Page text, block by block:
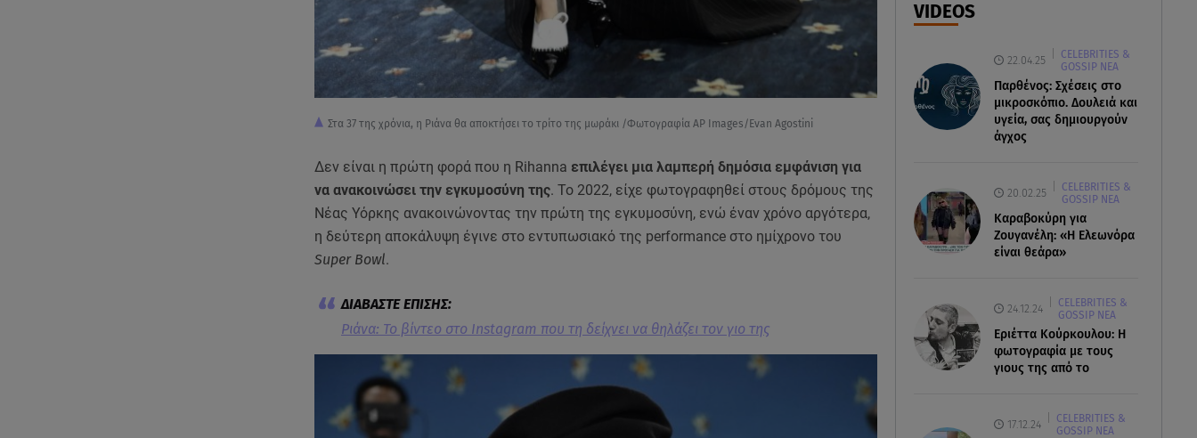
είναι ο Έλληνας χειριστής που
σκοτώθηκε
05.08.26 , 20:36
Πόσο καιρό παίρνει σε ένα
δάσος να πρασινίσει ξανά μετά
από πυρκαγιά
VIDEOS
22.04.25
CELEBRITIES &
GOSSIP ΝΕΑ
Παρθένος: Σχέσεις στο
μικροσκόπιο. Δουλειά και
υγεία, σας δημιουργούν
άγχος
20.02.25
CELEBRITIES &
GOSSIP ΝΕΑ
Καραβοκύρη για
Ζουγανέλη: «Η Ελεωνόρα
είναι θεάρα»
24.12.24
CELEBRITIES &
GOSSIP ΝΕΑ
Εριέττα Κούρκουλου: Η
φωτογραφία με τους
γιους της από το
17.12.24
CELEBRITIES &
GOSSIP ΝΕΑ
Στα 37 της χρόνια, η Ριάνα θα αποκτήσει το τρίτο της μωράκι /Φωτογραφία AP Images/Evan Agostini
Δεν είναι η πρώτη φορά που η Rihanna επιλέγει μια λαμπερή δημόσια εμφάνιση για
να ανακοινώσει την εγκυμοσύνη της. Το 2022, είχε φωτογραφηθεί στους δρόμους της
Νέας Υόρκης ανακοινώνοντας την πρώτη της εγκυμοσύνη, ενώ έναν χρόνο αργότερα,
η δεύτερη αποκάλυψη έγινε στο εντυπωσιακό της performance στο ημίχρονο του
Super Bowl.
Ριάνα: Το βίντεο στο Instagram που τη δείχνει να θηλάζει τον γιο της